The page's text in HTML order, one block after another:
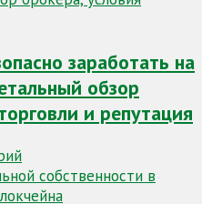
заработать на
обзор
и репутация